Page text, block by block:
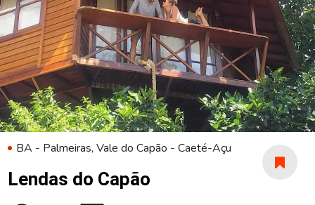
BA - Palmeiras, Vale do Capão - Caeté-Açu
Lendas do Capão